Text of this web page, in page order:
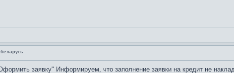
заявку" Информируем, что заполнение заявки на кредит не